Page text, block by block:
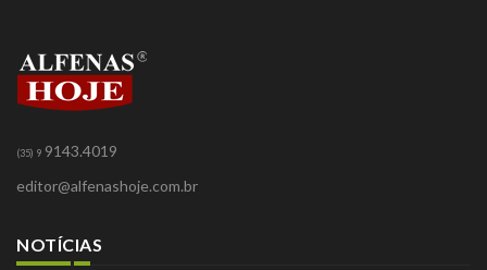
(35) 9 9143.4019
editor@alfenashoje.com.br
NOTÍCIAS